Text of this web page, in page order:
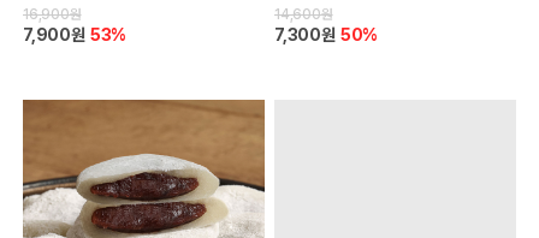
16,900원
7,900원 53%
14,600원
7,300원 50%